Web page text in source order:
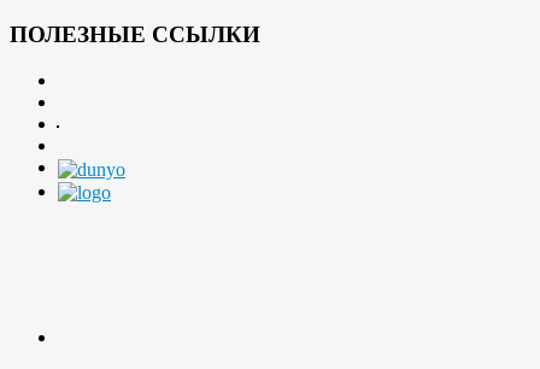
ПОЛЕЗНЫЕ ССЫЛКИ